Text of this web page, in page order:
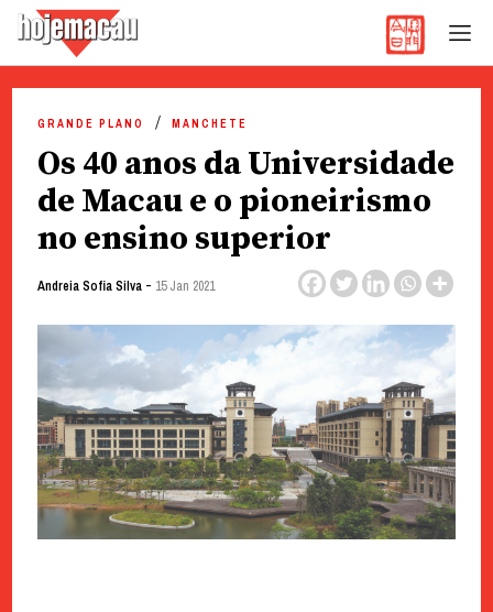
content
GRANDE PLANO MANCHETE
Os 40 anos da Universidade
de Macau e o pioneirismo
no ensino superior
Andreia Sofia Silva- 15 Jan 2021